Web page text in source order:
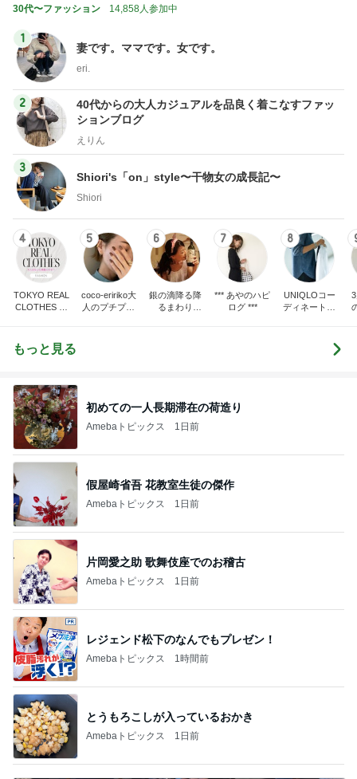
30代〜ファッション 14,858人参加中
1
妻です。ママです。女です。
eri.
2
40代からの大人カジュアルを品良く着こなすファッ
ションブログ
えりん
3
Shiori's「on」style〜干物女の成長記〜
Shiori
4
TOKYO REAL
CLOTHES 大
5
coco-eririko大
人のプチプラ
6
銀の滴降る降
るまわり
7
*** あやのハピ
ログ ***
8
UNIQLOコー
ディネート日
もっと見る
初めての一人長期滞在の荷造り
Amebaトピックス 1日前
假屋崎省吾 花教室生徒の傑作
Amebaトピックス 1日前
片岡愛之助 歌舞伎座でのお稽古
Amebaトピックス 1日前
レジェンド松下のなんでもプレゼン！
Amebaトピックス 1時間前
とうもろこしが入っているおかき
Amebaトピックス 1日前